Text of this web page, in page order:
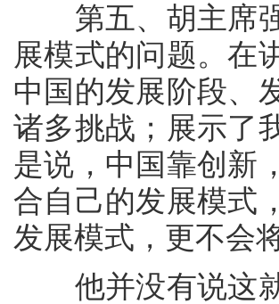
第五、胡主席强
展模式的问题。在
中国的发展阶段、
诸多挑战；展示了
是说，中国靠创新
合自己的发展模式
发展模式，更不会
他并没有说这就